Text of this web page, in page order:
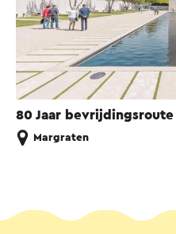
80 Jaar
Margraten